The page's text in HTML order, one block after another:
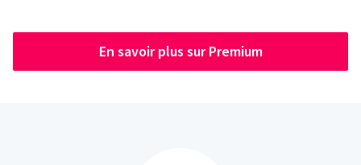
En savoir plus sur Premium